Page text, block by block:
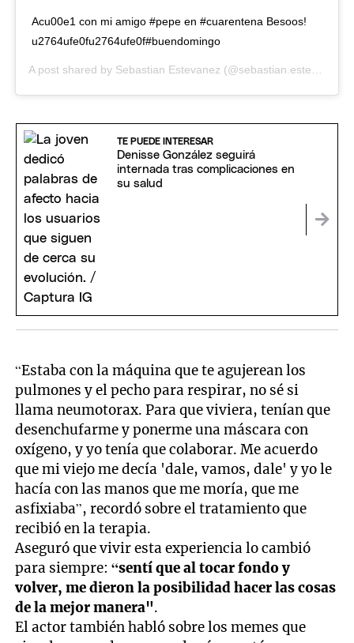
Acu00e1 con mi amigo #pepe en #cuarentena Besoos!
u2764ufe0fu2764ufe0f#buendomingo
A post shared by Sebastian Estevanez (@sebastian.estevanez) on
TE PUEDE INTERESAR
Denisse González seguirá
internada tras complicaciones en
su salud
“Estaba con la máquina que te agujerean los
pulmones y el pecho para respirar, no sé si
llama neumotorax. Para que viviera, tenían que
desenchufarme y ponerme una máscara con
oxígeno, y yo tenía que colaborar. Me acuerdo
que mi viejo me decía 'dale, vamos, dale' y yo le
hacía con las manos que me moría, que me
asfixiaba”, recordó sobre el tratamiento que
recibió en la terapia.
Aseguró que vivir esta experiencia lo cambió
para siempre:“sentí que al tocar fondo y
volver, me dieron la posibilidad hacer las cosas
de la mejor manera".
El actor también habló sobre los memes que